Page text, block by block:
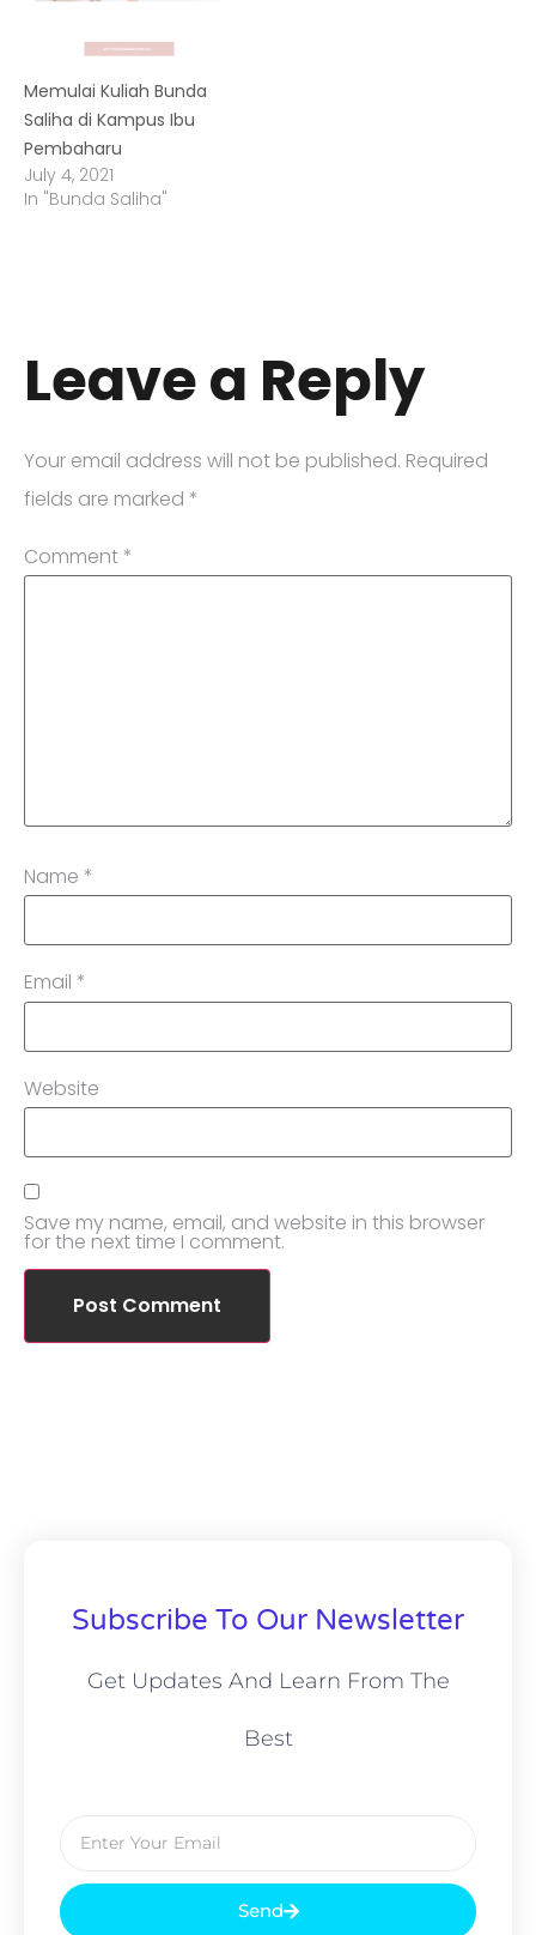
Memulai Kuliah Bunda
Saliha di Kampus Ibu
Pembaharu
July 4, 2021
In "Bunda Saliha"
Leave a Reply
Your email address will not be published. Required
fields are marked *
Comment *
Name *
Email *
Website
Save my name, email, and website in this browser
for the next time I comment.
Subscribe To Our Newsletter
Get Updates And Learn From The
Best
Send